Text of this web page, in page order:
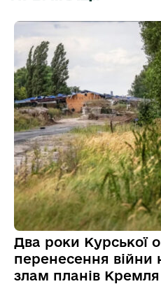
Два роки Курської
перенесення війни
злам планів Кремля